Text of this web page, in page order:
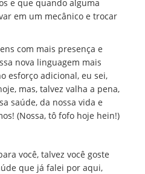
e que quando alguma
em um mecânico e trocar
com mais presença e
nova linguagem mais
esforço adicional, eu sei,
mas, talvez valha a pena,
saúde, da nossa vida e
(Nossa, tô fofo hoje hein!)
você, talvez você goste
que já falei por aqui,